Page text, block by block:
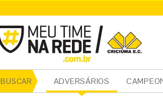
BUSCAR ADVERSÁRIOS
CRICIÚMA